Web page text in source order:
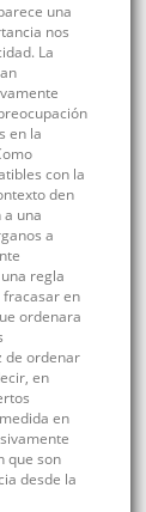
una
nos
La
en la
con la
den
una
a
regla
fracasar en
ordenara
de ordenar
en
en
que son
desde la